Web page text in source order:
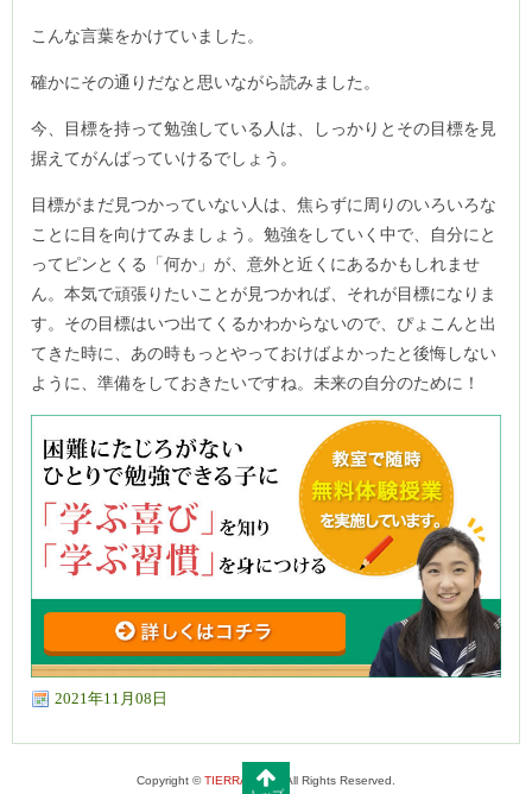
こんな言葉をかけていました。
確かにその通りだなと思いながら読みました。
今、目標を持って勉強している人は、しっかりとその目標を見
据えてがんばっていけるでしょう。
目標がまだ見つかっていない人は、焦らずに周りのいろいろな
ことに目を向けてみましょう。勉強をしていく中で、自分にと
ってピンとくる「何か」が、意外と近くにあるかもしれませ
ん。本気で頑張りたいことが見つかれば、それが目標になりま
す。その目標はいつ出てくるかわからないので、ぴょこんと出
てきた時に、あの時もっとやっておけばよかったと後悔しない
ように、準備をしておきたいですね。未来の自分のために！
2021年11月08日
Copyright ©TIERRA.COM , All Rights Reserved.